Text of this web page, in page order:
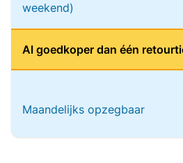
weekend)
Al goedkoper dan één
Maandelijks opzegbaar